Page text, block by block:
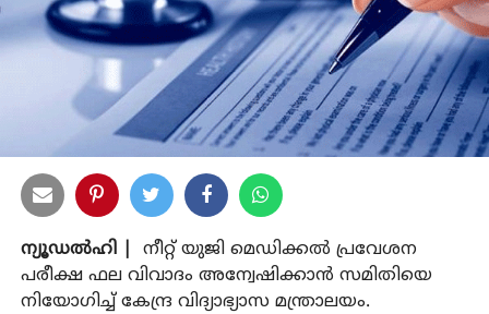
ന്യൂഡല്‍ഹി |
നീറ്റ് യുജി മെഡിക്കല്‍ പ്രവേശന
പരീക്ഷ ഫല വിവാദം അന്വേഷിക്കാന്‍ സമിതിയെ
നിയോഗിച്ച് കേന്ദ്ര വിദ്യാഭ്യാസ മന്ത്രാലയം.